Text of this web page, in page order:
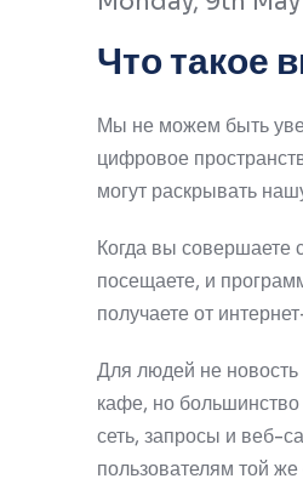
Что такое
Мы не можем быть
цифровое
могут раскрывать
Когда вы совершаете
посещаете, и
получаете от
Для людей не новость
кафе, но
сеть, запросы и веб-
пользователям той же